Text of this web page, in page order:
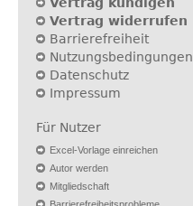
Vertrag widerrufen
Barrierefreiheit
Nutzungsbedingungen
Datenschutz
Impressum
Für Nutzer
Excel-Vorlage einreichen
Autor werden
Mitgliedschaft